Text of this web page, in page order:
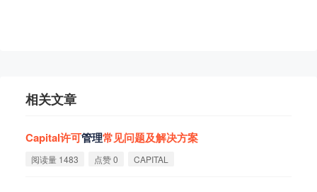
相关文章
Capital许可管理常见问题及解决方案
阅读量 1483 点赞 0 CAPITAL